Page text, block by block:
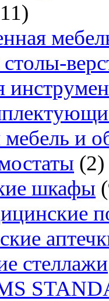
и
(2)
шкафы
стеллажи